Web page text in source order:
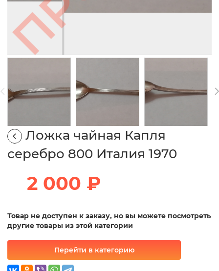
Ложка чайная Капля
серебро 800 Италия 1970
2 000 ₽
Товар не доступен к заказу, но вы можете посмотреть
другие товары из этой категории
Перейти в категорию